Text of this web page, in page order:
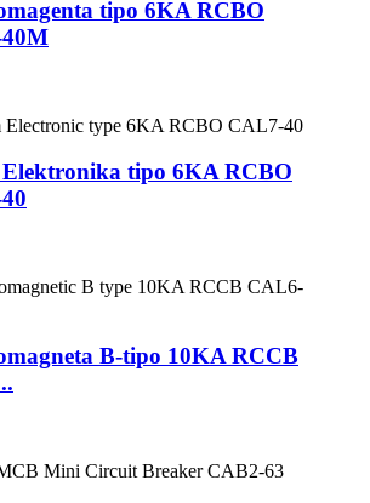
tipo 6KA RCBO
Elektronika tipo 6KA RCBO
B-tipo 10KA RCCB